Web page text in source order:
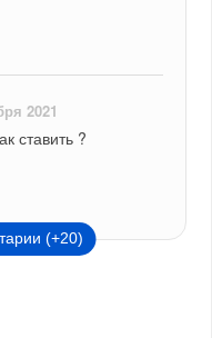
2021
ставить ?
(+20)